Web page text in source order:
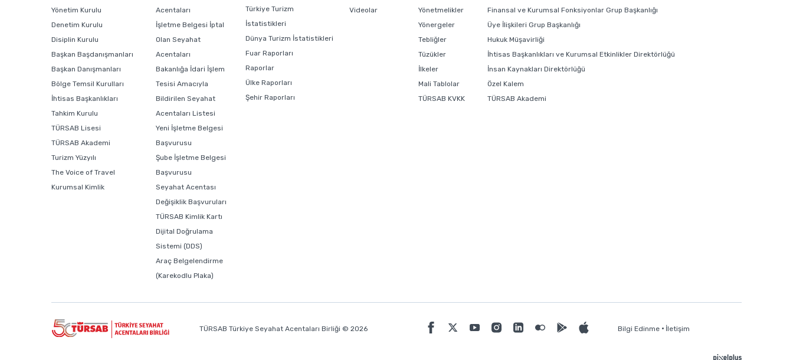
Yönetim Kurulu
Denetim Kurulu
Disiplin Kurulu
Başkan Başdanışmanları
Başkan Danışmanları
Bölge Temsil Kurulları
İhtisas Başkanlıkları
Tahkim Kurulu
TÜRSAB Lisesi
TÜRSAB Akademi
Turizm Yüzyılı
The Voice of Travel
Kurumsal Kimlik
Acentaları
İşletme Belgesi İptal
Olan Seyahat
Acentaları
Bakanlığa İdari İşlem
Tesisi Amacıyla
Bildirilen Seyahat
Acentaları Listesi
Yeni İşletme Belgesi
Başvurusu
Şube İşletme Belgesi
Başvurusu
Seyahat Acentası
Değişiklik Başvuruları
TÜRSAB Kimlik Kartı
Dijital Doğrulama
Sistemi (DDS)
Araç Belgelendirme
(Karekodlu Plaka)
Türkiye Turizm
İstatistikleri
Dünya Turizm İstatistikleri
Fuar Raporları
Raporlar
Ülke Raporları
Şehir Raporları
Videolar
Yönetmelikler
Yönergeler
Tebliğler
Tüzükler
İlkeler
Mali Tablolar
TÜRSAB KVKK
Finansal ve Kurumsal Fonksiyonlar Grup Başkanlığı
Üye İlişkileri Grup Başkanlığı
Hukuk Müşavirliği
İhtisas Başkanlıkları ve Kurumsal Etkinlikler Direktörlüğü
İnsan Kaynakları Direktörlüğü
Özel Kalem
TÜRSAB Akademi
TÜRSAB Türkiye Seyahat Acentaları Birliği © 2026 Bilgi Edinme İletişim